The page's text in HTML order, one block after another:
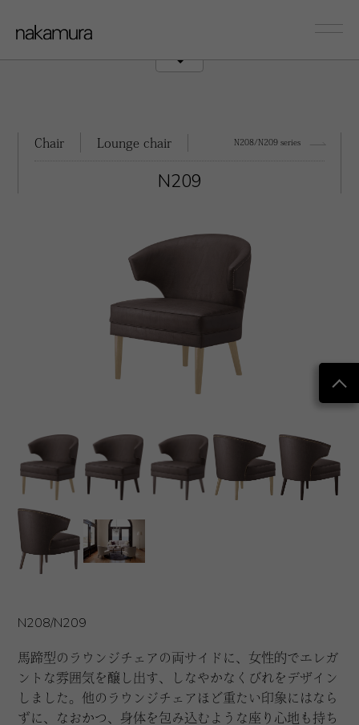
Couch/Onearm
Chair Lounge chair N208/N209 series
N209
N208/N209
馬蹄型のラウンジチェアの両サイドに、女性的でエレガ
ントな雰囲気を醸し出す、しなやかなくびれをデザイン
しました。他のラウンジチェアほど重たい印象にはなら
ずに、なおかつ、身体を包み込むような座り心地も持ち